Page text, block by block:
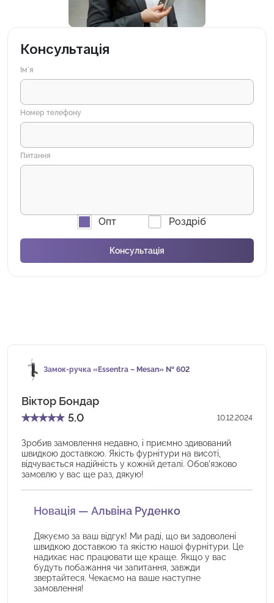
Консультація
Імʼя
Номер телефону
Питання
Опт Роздріб
Замок-ручка «Essentra – Mesan» № 602
Віктор Бондар
★★★★★ 5.0 10.12.2024
Зробив замовлення недавно, і приємно здивований
швидкою доставкою. Якість фурнітури на висоті,
відчувається надійність у кожній деталі. Обов'язково
замовлю у вас ще раз, дякую!
Новація — Альвіна Руденко
Дякуємо за ваш відгук! Ми раді, що ви задоволені
швидкою доставкою та якістю нашої фурнітури. Це
надихає нас працювати ще краще. Якщо у вас
будуть побажання чи запитання, завжди
звертайтеся. Чекаємо на ваше наступне
замовлення!